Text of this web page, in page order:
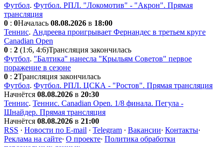
Футбол. Футбол. РПЛ. "Локомотив" - "Акрон". Прямая
трансляция
0 : 0Началась 08.08.2026 в 18:00
Теннис. Андреева проигрывает Фернандес в третьем круге
Canadian Open
0 : 2 (1:6, 4:6)Трансляция закончилась
Футбол. "Балтика" нанесла "Крыльям Советов" первое
поражение в сезоне
0 : 2Трансляция закончилась
Футбол. Футбол. РПЛ. ЦСКА - "Ростов". Прямая трансляция
Начнётся 08.08.2026 в 20:30
Теннис. Теннис. Canadian Open. 1/8 финала. Пегула -
Шнайдер. Прямая трансляция
Начнётся 08.08.2026 в 21:00
RSS · Новости по E-mail · Telegram · Вакансии· Контакты·
Реклама на сайте· О проекте· Политика обработки